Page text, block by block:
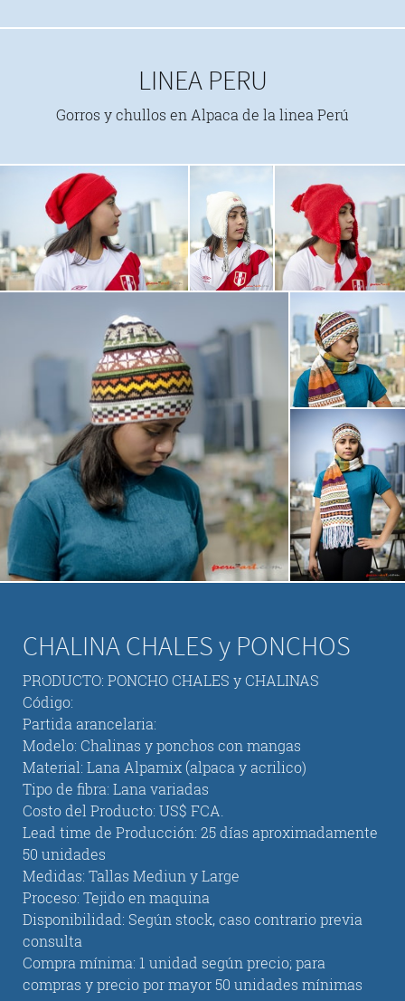
LINEA PERU
Gorros y chullos en Alpaca de la linea Perú
CHALINA CHALES y PONCHOS
PRODUCTO: PONCHO CHALES y CHALINAS
Código:
Partida arancelaria:
Modelo: Chalinas y ponchos con mangas
Material: Lana Alpamix (alpaca y acrilico)
Tipo de fibra: Lana variadas
Costo del Producto: US$ FCA.
Lead time de Producción: 25 días aproximadamente
50 unidades
Medidas: Tallas Mediun y Large
Proceso: Tejido en maquina
Disponibilidad: Según stock, caso contrario previa
consulta
Compra mínima: 1 unidad según precio; para
compras y precio por mayor 50 unidades mínimas